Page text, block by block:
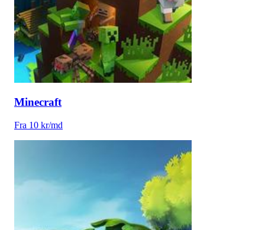
Minecraft
Fra 10 kr/md